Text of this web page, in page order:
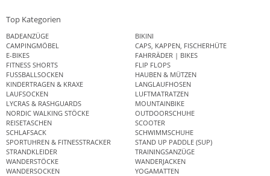
Top Kategorien
BADEANZÜGE
BIKINI
CAMPINGMÖBEL
CAPS, KAPPEN, FISCHERHÜTE
E-BIKES
FAHRRÄDER | BIKES
FITNESS SHORTS
FLIP FLOPS
FUSSBALLSOCKEN
HAUBEN & MÜTZEN
KINDERTRAGEN & KRAXE
LANGLAUFHOSEN
LAUFSOCKEN
LUFTMATRATZEN
LYCRAS & RASHGUARDS
MOUNTAINBIKE
NORDIC WALKING STÖCKE
OUTDOORSCHUHE
REISETASCHEN
SCOOTER
SCHLAFSACK
SCHWIMMSCHUHE
SPORTUHREN & FITNESSTRACKER
STAND UP PADDLE (SUP)
STRANDKLEIDER
TRAININGSANZÜGE
WANDERSTÖCKE
WANDERJACKEN
WANDERSOCKEN
YOGAMATTEN